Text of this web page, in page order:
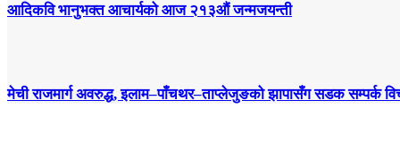
आदिकवि भानुभक्त आचार्यको आज २१३औं जन्मजयन्ती
मेची राजमार्ग अवरुद्ध, इलाम–पाँचथर–ताप्लेजुङको झापासँग सडक सम्पर्क